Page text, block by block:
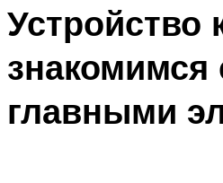
знакомимся
главными